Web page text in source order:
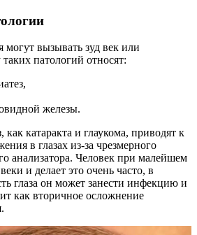
могут вызывать зуд век или
патологий относят:
железы.
как катаракта и глаукома, приводят к
в глазах из-за чрезмерного
анализатора. Человек при малейшем
и делает это очень часто, в
глаза он может занести инфекцию и
как вторичное осложнение